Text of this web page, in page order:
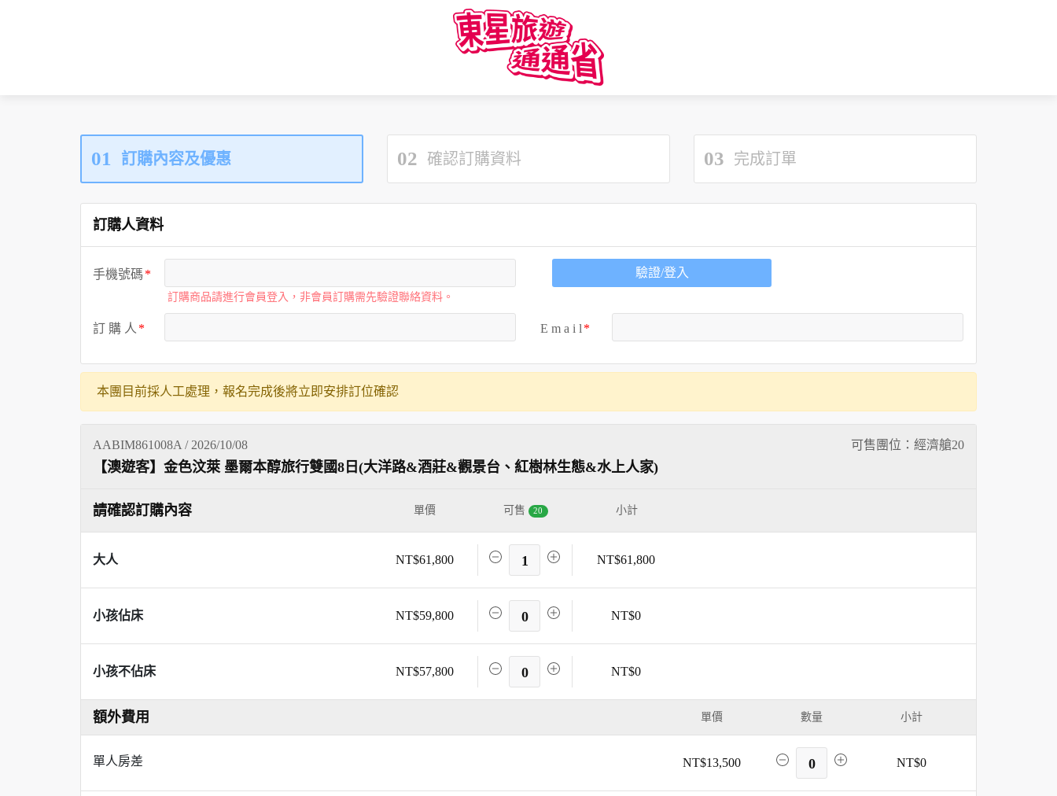
01 訂購內容及優惠 02 確認訂購資料 03 完成訂單
訂購人資料
手機號碼
訂購商品請進行會員登入，非會員訂購需先驗證聯絡資料。
驗證/登入
訂 購 人 E m a i l
本團目前採人工處理，報名完成後將立即安排訂位確認
AABIM861008A / 2026/10/08 可售團位：經濟艙20
【澳遊客】金色汶萊 墨爾本醇旅行雙國8日(大洋路&酒莊&觀景台、紅樹林生態&水上人家)
請確認訂購內容 單價 可售 20 小計
大人 NT$61,800 1 NT$61,800
小孩佔床 NT$59,800 0 NT$0
小孩不佔床 NT$57,800 0 NT$0
額外費用 單價 數量 小計
單人房差 NT$13,500 0 NT$0